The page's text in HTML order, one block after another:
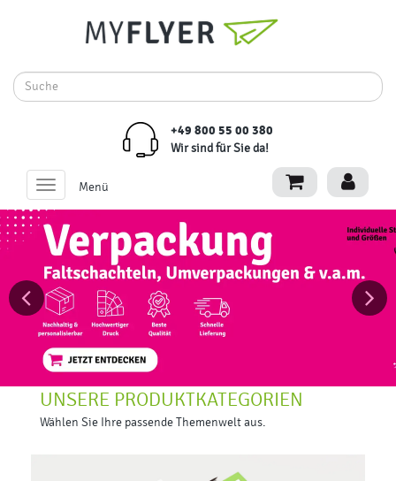
+49 800 55 00 380
Wir sind für Sie da!
Toggle
navigation
Menü
Previous
UNSERE PRODUKTKATEGORIEN
Wählen Sie Ihre passende Themenwelt aus.